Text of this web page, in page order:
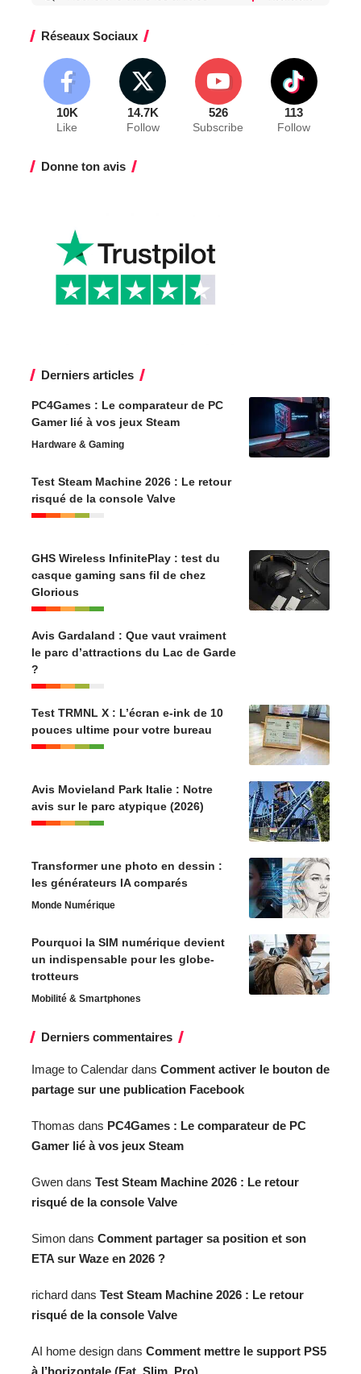
Réseaux Sociaux
10K
Like
14.7K
Follow
526
Subscribe
113
Follow
Donne ton avis
Derniers articles
PC4Games : Le comparateur de PC
Gamer lié à vos jeux Steam
Hardware & Gaming
Test Steam Machine 2026 : Le retour
risqué de la console Valve
GHS Wireless InfinitePlay : test du
casque gaming sans fil de chez
Glorious
Avis Gardaland : Que vaut vraiment
le parc d’attractions du Lac de Garde
?
Test TRMNL X : L’écran e-ink de 10
pouces ultime pour votre bureau
Avis Movieland Park Italie : Notre
avis sur le parc atypique (2026)
Transformer une photo en dessin :
les générateurs IA comparés
Monde Numérique
Pourquoi la SIM numérique devient
un indispensable pour les globe-
trotteurs
Mobilité & Smartphones
Derniers commentaires
Image to Calendar dans Comment activer le bouton de
partage sur une publication Facebook
Thomas dans PC4Games : Le comparateur de PC
Gamer lié à vos jeux Steam
Gwen dans Test Steam Machine 2026 : Le retour
risqué de la console Valve
Simon dans Comment partager sa position et son
ETA sur Waze en 2026 ?
richard dans Test Steam Machine 2026 : Le retour
risqué de la console Valve
AI home design dans Comment mettre le support PS5
à l’horizontale (Fat, Slim, Pro)